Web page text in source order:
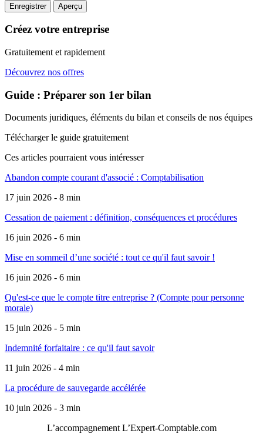
Créez votre entreprise
Gratuitement et rapidement
Découvrez nos offres
Guide : Préparer son 1er bilan
Documents juridiques, éléments du bilan et conseils de nos équipes
Télécharger le guide gratuitement
Ces articles pourraientvous intéresser
Abandon compte courant d'associé : Comptabilisation
17 juin 2026 - 8 min
Cessation de paiement : définition, conséquences et procédures
16 juin 2026 - 6 min
Mise en sommeil d’une société : tout ce qu'il faut savoir !
16 juin 2026 - 6 min
Qu'est-ce que le compte titre entreprise ? (Compte pour personne
morale)
15 juin 2026 - 5 min
Indemnité forfaitaire : ce qu'il faut savoir
11 juin 2026 - 4 min
La procédure de sauvegarde accélérée
10 juin 2026 - 3 min
L’accompagnementL’Expert-Comptable.com